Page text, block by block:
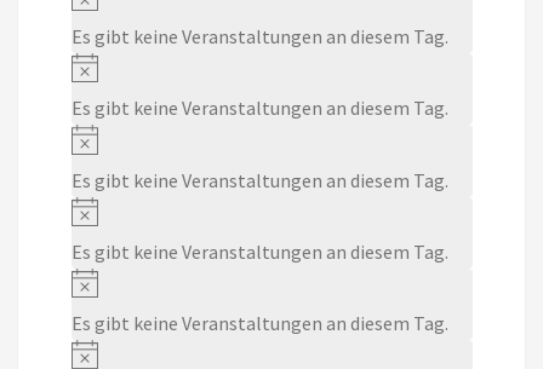
Es gibt keine Veranstaltungen an diesem Tag.
Es gibt keine Veranstaltungen an diesem Tag.
Es gibt keine Veranstaltungen an diesem Tag.
Es gibt keine Veranstaltungen an diesem Tag.
Es gibt keine Veranstaltungen an diesem Tag.